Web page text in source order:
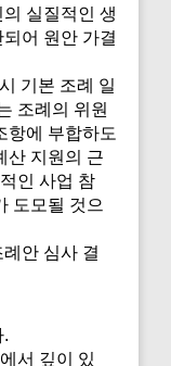
실질적인 생
어 원안 가결
기본 조례 일
조례의 위원
항에 부합하도
산 지원의 근
인 사업 참
도모될 것으
안 심사 결
.
서 깊이 있